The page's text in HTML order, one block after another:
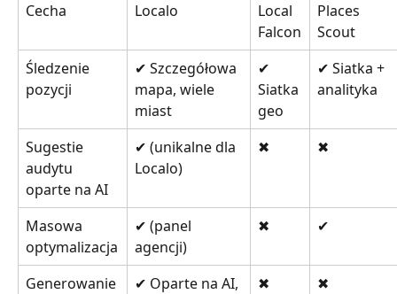
Cecha Localo
Local
Falcon
Places
Scout
Śledzenie
pozycji
✔ Szczegółowa
mapa, wiele
miast
✔
Siatka
geo
✔ Siatka +
analityka
Sugestie
audytu
oparte na AI
✔ (unikalne dla
Localo)
✖ ✖
Masowa
optymalizacja
✔ (panel
agencji)
✖ ✔
Generowanie
✔ Oparte na AI,
✖ ✖